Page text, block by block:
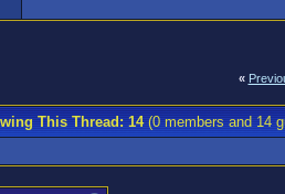
«
This Thread: 14(0 members and 14